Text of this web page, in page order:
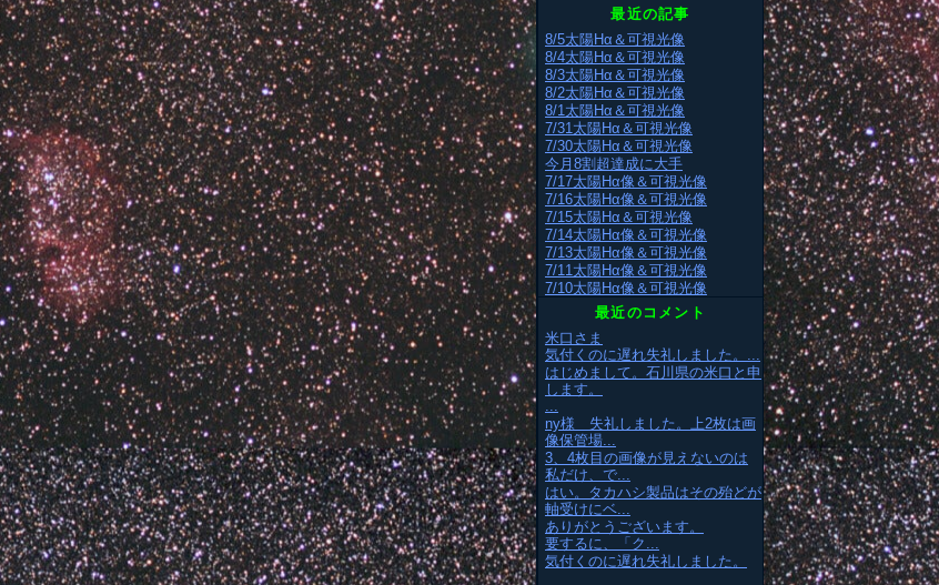
最近の記事
8/5太陽Hα＆可視光像
8/4太陽Hα＆可視光像
8/3太陽Hα＆可視光像
8/2太陽Hα＆可視光像
8/1太陽Hα＆可視光像
7/31太陽Hα＆可視光像
7/30太陽Hα＆可視光像
今月8割超達成に大手
7/17太陽Hα像＆可視光像
7/16太陽Hα像＆可視光像
7/15太陽Hα＆可視光像
7/14太陽Hα像＆可視光像
7/13太陽Hα像＆可視光像
7/11太陽Hα像＆可視光像
7/10太陽Hα像＆可視光像
最近のコメント
米口さま
気付くのに遅れ失礼しました。...
はじめまして。石川県の米口と申
します。
...
ny様 失礼しました。上2枚は画
像保管場...
3、4枚目の画像が見えないのは
私だけ、で...
はい。タカハシ製品はその殆どが
軸受けにベ...
ありがとうございます。
要するに、「ク...
気付くのに遅れ失礼しました。